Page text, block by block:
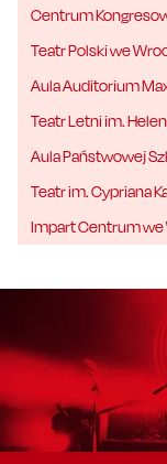
Centrum
Teatr Polski we
Aula Auditorium
Teatr Letni im.
Aula Państwowej
Teatr im. Cypriana
Impart Centrum we